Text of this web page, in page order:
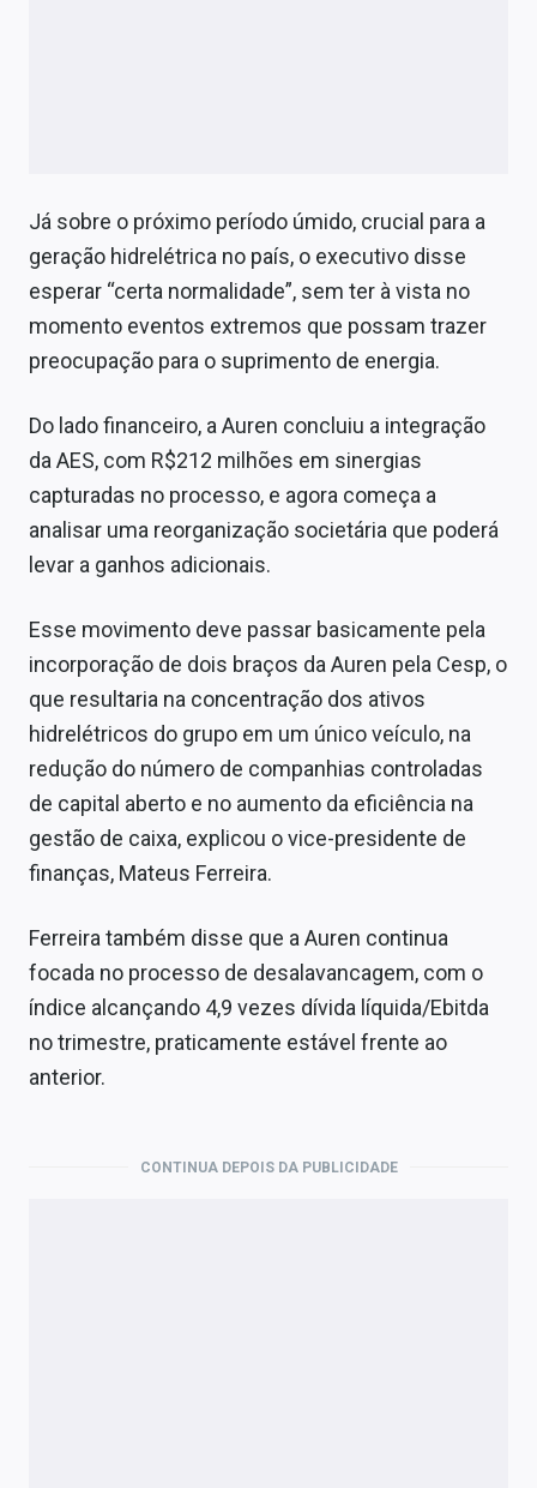
Já sobre o próximo período úmido, crucial para a
geração hidrelétrica no país, o executivo disse
esperar “certa normalidade”, sem ter à vista no
momento eventos extremos que possam trazer
preocupação para o suprimento de energia.
Do lado financeiro, a Auren concluiu a integração
da AES, com R$212 milhões em sinergias
capturadas no processo, e agora começa a
analisar uma reorganização societária que poderá
levar a ganhos adicionais.
Esse movimento deve passar basicamente pela
incorporação de dois braços da Auren pela Cesp, o
que resultaria na concentração dos ativos
hidrelétricos do grupo em um único veículo, na
redução do número de companhias controladas
de capital aberto e no aumento da eficiência na
gestão de caixa, explicou o vice-presidente de
finanças, Mateus Ferreira.
Ferreira também disse que a Auren continua
focada no processo de desalavancagem, com o
índice alcançando 4,9 vezes dívida líquida/Ebitda
no trimestre, praticamente estável frente ao
anterior.
CONTINUA DEPOIS DA PUBLICIDADE